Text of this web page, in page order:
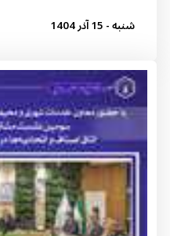
شنبه - 15 آذر 1404